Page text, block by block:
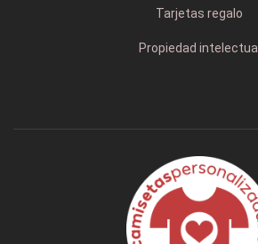
Tarjetas regalo
Propiedad intelectual